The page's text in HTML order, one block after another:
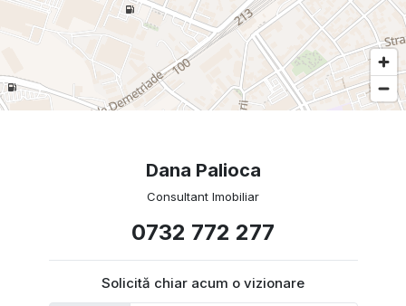
Dana Palioca
Consultant Imobiliar
0732 772 277
Solicită chiar acum o vizionare